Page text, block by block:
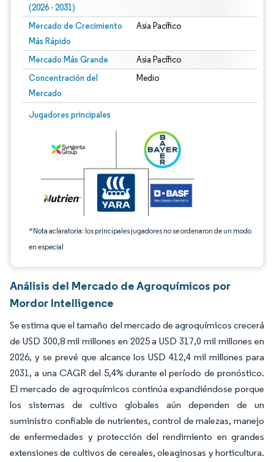
(2026 - 2031)
Mercado de Crecimiento
Más Rápido
Asia Pacífico
Mercado Más Grande Asia Pacífico
Concentración del
Mercado
Medio
Jugadores principales
*Nota aclaratoria: los principales jugadores no se ordenaron de un modo
en especial
Imagen © Mordor Intelligence. El uso requiere atribución según CC BY 4.0.
Análisis del Mercado de Agroquímicos por
Mordor Intelligence
Se estima que el tamaño del mercado de agroquímicos crecerá
de USD 300,8 mil millones en 2025 a USD 317,0 mil millones en
2026, y se prevé que alcance los USD 412,4 mil millones para
2031, a una CAGR del 5,4% durante el período de pronóstico.
El mercado de agroquímicos continúa expandiéndose porque
los sistemas de cultivo globales aún dependen de un
suministro confiable de nutrientes, control de malezas, manejo
de enfermedades y protección del rendimiento en grandes
extensiones de cultivos de cereales, oleaginosas y horticultura.